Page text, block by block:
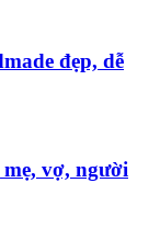
đẹp, dễ
vợ, người